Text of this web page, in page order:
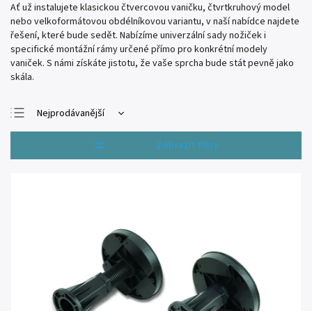
Ať už instalujete klasickou čtvercovou vaničku, čtvrtkruhový model
nebo velkoformátovou obdélníkovou variantu, v naší nabídce najdete
řešení, které bude sedět. Nabízíme univerzální sady nožiček i
specifické montážní rámy určené přímo pro konkrétní modely
vaniček. S námi získáte jistotu, že vaše sprcha bude stát pevně jako
skála.
Nejprodávanější
Nejlevnější
Nejdražší